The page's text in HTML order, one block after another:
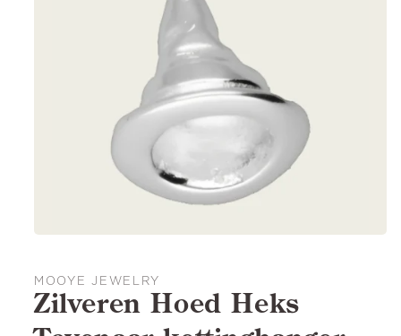
MOOYE JEWELRY
Zilveren Hoed Heks